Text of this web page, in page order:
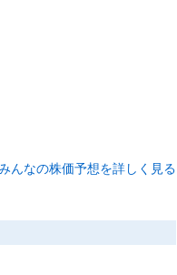
んなの株価予想を詳しく見る